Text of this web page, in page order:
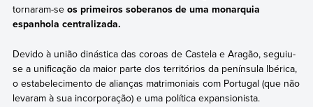
tornaram-se os primeiros soberanos de uma monarquia
espanhola centralizada.
Devido à união dinástica das coroas de Castela e Aragão, seguiu-
se a unificação da maior parte dos territórios da península Ibérica,
o estabelecimento de alianças matrimoniais com Portugal (que não
levaram à sua incorporação) e uma política expansionista.